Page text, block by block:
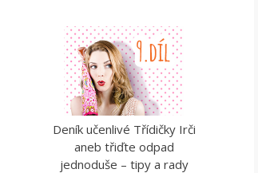
Deník učenlivé Třídičky Irči
aneb třiďte odpad
jednoduše – tipy a rady